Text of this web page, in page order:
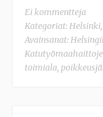
Ei kommentteja
Kategoriat:Helsinki,
Avainsanat:
toimiala,